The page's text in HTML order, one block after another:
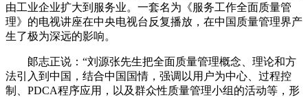
由工业企业扩大到服务业。一套名为《服务工作全面质量管
理》的电视讲座在中央电视台反复播放，在中国质量管理界产
生了极为深远的影响。
郞志正说：“刘源张先生把全面质量管理概念、理论和方
法引入到中国，结合中国国情，强调以用户为中心、过程控
制、PDCA程序应用，以及群众性质量管理小组的活动等，形